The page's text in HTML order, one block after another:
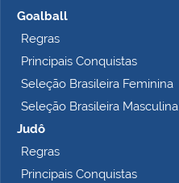
Goalball
Regras
Principais Conquistas
Seleção Brasileira Feminina
Seleção Brasileira Masculina
Judô
Regras
Principais Conquistas